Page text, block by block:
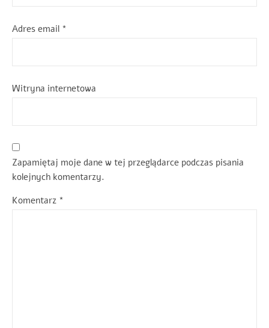
Adres email *
Witryna internetowa
Zapamiętaj moje dane w tej przeglądarce podczas pisania
kolejnych komentarzy.
Komentarz *